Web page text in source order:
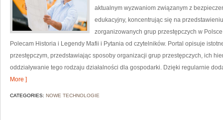
aktualnym wyzwaniom związanym z
edukacyjny, koncentrując się na
zorganizowanych grup przestępczych w
Polecam Historia i Legendy Mafii i Pytania od czytelników. Portal opisuje
przestępczym, przedstawiając sposoby organizacji grup przestępczych, ich
oddziaływanie tego rodzaju działalności dla gospodarki. Dzięki regularnie
More ]
CATEGORIES: NOWE TECHNOLOGIE